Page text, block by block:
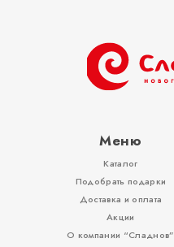
Тубы
Вложения, игры
Меню
Каталог
Подобрать подарки
Доставка и оплата
Акции
О компании “Сладнов”